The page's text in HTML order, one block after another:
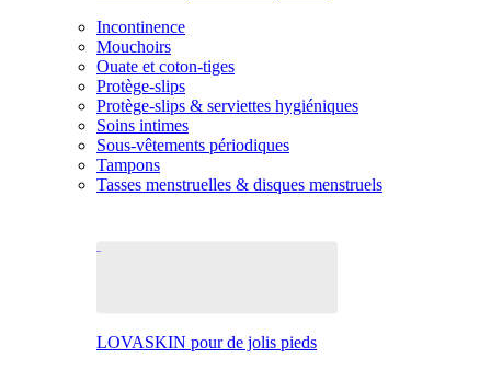
Incontinence
Mouchoirs
Ouate et coton-tiges
Protège-slips
Protège-slips & serviettes hygiéniques
Soins intimes
Sous-vêtements périodiques
Tampons
Tasses menstruelles & disques menstruels
LOVASKIN pour de jolis pieds